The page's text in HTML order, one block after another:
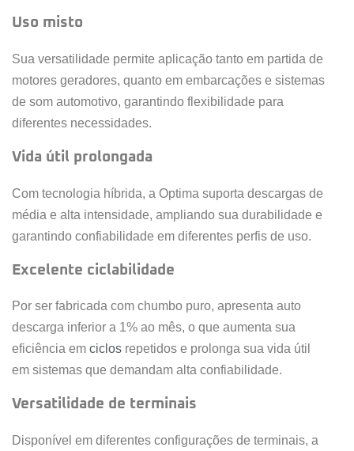
Uso misto
Sua versatilidade permite aplicação tanto em partida de
motores geradores, quanto em embarcações e sistemas
de som automotivo, garantindo flexibilidade para
diferentes necessidades.
Vida útil prolongada
Com tecnologia híbrida, a Optima suporta descargas de
média e alta intensidade, ampliando sua durabilidade e
garantindo confiabilidade em diferentes perfis de uso.
Excelente ciclabilidade
Por ser fabricada com chumbo puro, apresenta auto
descarga inferior a 1% ao mês, o que aumenta sua
eficiência em ciclos repetidos e prolonga sua vida útil
em sistemas que demandam alta confiabilidade.
Versatilidade de terminais
Disponível em diferentes configurações de terminais, a